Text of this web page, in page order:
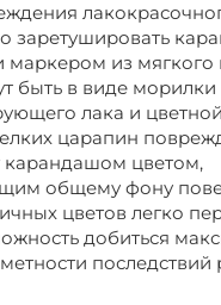
заретушировать
маркером из мягкого
быть в виде
лака и
царапин
цветом,
общему фону
цветов легко
добиться
последствий